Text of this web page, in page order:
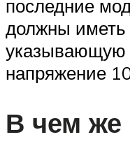
последние
должны иметь
указывающую
напряжение
В чем же